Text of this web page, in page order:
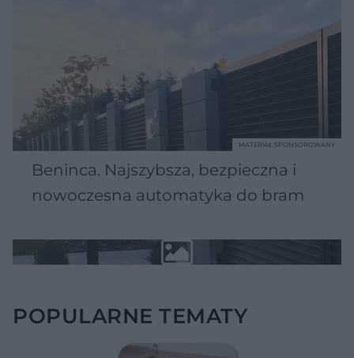
Beninca. Najszybsza, bezpieczna i
nowoczesna automatyka do bram
MATERIAŁ SPONSOROWANY
POPULARNE TEMATY